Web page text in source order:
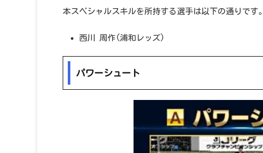
本スペシャルスキルを所持する選手は以下の通りです。
西川 周作(浦和レッズ)
パワーシュート